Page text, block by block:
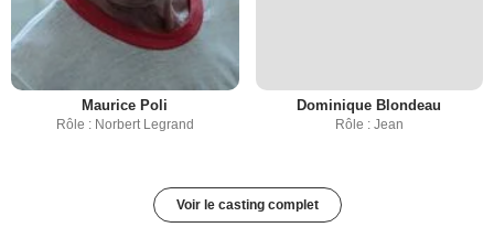
Maurice Poli
Rôle : Norbert Legrand
Dominique Blondeau
Rôle : Jean
Voir le casting complet